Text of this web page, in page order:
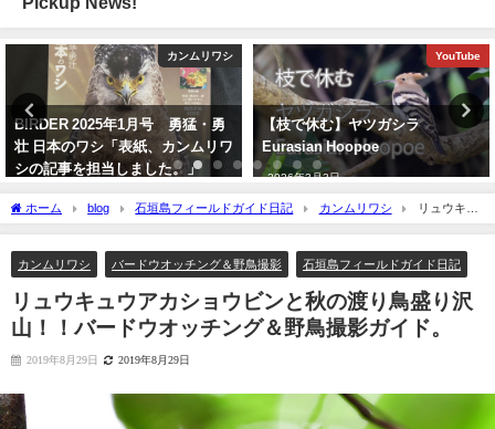
YouTube
【枝で休む】ヤツガシラ
Eurasian Hoopoe
2026年3月3日
バードウオッチング＆野鳥撮影
沖縄タイムス朝刊「珍鳥 石垣に
チベットウタツグミ／国内で初確
認」
ホーム blog 石垣島フィールドガイド日記 カンムリワシ
リュウキュ
ウアカショウビンと秋の渡り鳥盛り沢山！！バードウオッチング＆野鳥撮影ガイド。
カンムリワシ バードウオッチング＆野鳥撮影 石垣島フィールドガイド日記
リュウキュウアカショウビンと秋の渡り鳥盛り沢
山！！バードウオッチング＆野鳥撮影ガイド。
2019年8月29日 2019年8月29日